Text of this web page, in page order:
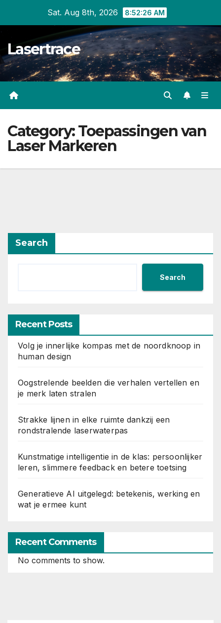
Sat. Aug 8th, 2026 8:52:27 AM
Lasertrace
Category:Toepassingen van
Laser Markeren
Search
Search
Recent Posts
Volg je innerlijke kompas met de noordknoop in
human design
Oogstrelende beelden die verhalen vertellen en
je merk laten stralen
Strakke lijnen in elke ruimte dankzij een
rondstralende laserwaterpas
Kunstmatige intelligentie in de klas: persoonlijker
leren, slimmere feedback en betere toetsing
Generatieve AI uitgelegd: betekenis, werking en
wat je ermee kunt
Recent Comments
No comments to show.